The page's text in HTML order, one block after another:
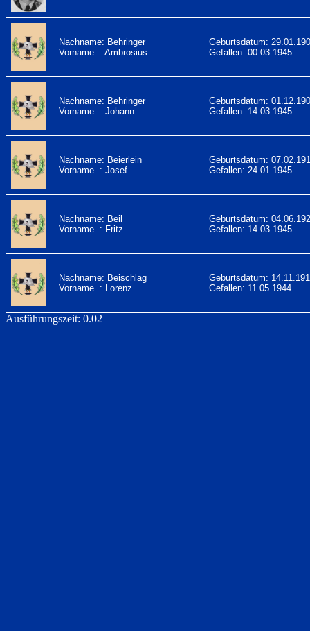
Nachname: Behringer
Vorname : Ambrosius
Geburtsdatum:
Gefallen: 00.03.1945
Nachname: Behringer
Vorname : Johann
Geburtsdatum:
Gefallen: 14.03.1945
Nachname: Beierlein
Vorname : Josef
Geburtsdatum:
Gefallen: 24.01.1945
Nachname: Beil
Vorname : Fritz
Geburtsdatum:
Gefallen: 14.03.1945
Nachname: Beischlag
Vorname : Lorenz
Geburtsdatum:
Gefallen: 11.05.1944
Ausführungszeit: 0.02